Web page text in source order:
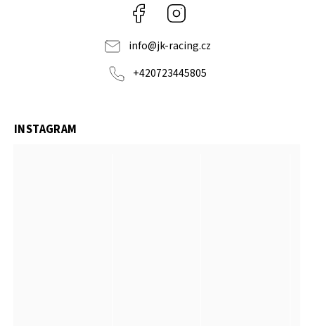
Facebook
info@jk-racing.cz
+420723445805
INSTAGRAM